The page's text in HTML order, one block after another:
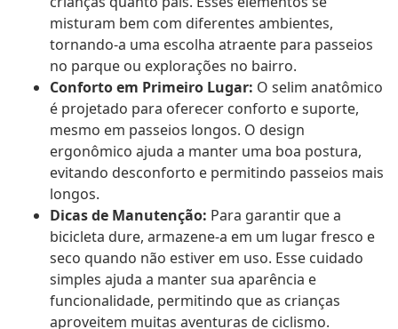
misturam bem com diferentes ambientes,
tornando-a uma escolha atraente para passeios
no parque ou explorações no bairro.
Conforto em Primeiro Lugar: O selim anatômico
é projetado para oferecer conforto e suporte,
mesmo em passeios longos. O design
ergonômico ajuda a manter uma boa postura,
evitando desconforto e permitindo passeios mais
longos.
Dicas de Manutenção: Para garantir que a
bicicleta dure, armazene-a em um lugar fresco e
seco quando não estiver em uso. Esse cuidado
simples ajuda a manter sua aparência e
funcionalidade, permitindo que as crianças
aproveitem muitas aventuras de ciclismo.